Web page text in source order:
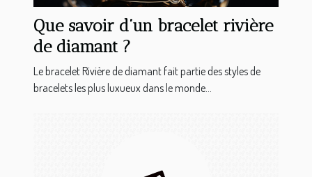
Que savoir d’un bracelet rivière
de diamant ?
Le bracelet Rivière de diamant fait partie des styles de
bracelets les plus luxueux dans le monde...